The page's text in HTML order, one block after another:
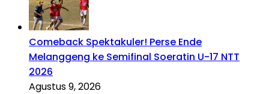
Comeback Spektakuler! Perse Ende
Melanggeng ke Semifinal Soeratin U-17 NTT
2026
Agustus 9, 2026